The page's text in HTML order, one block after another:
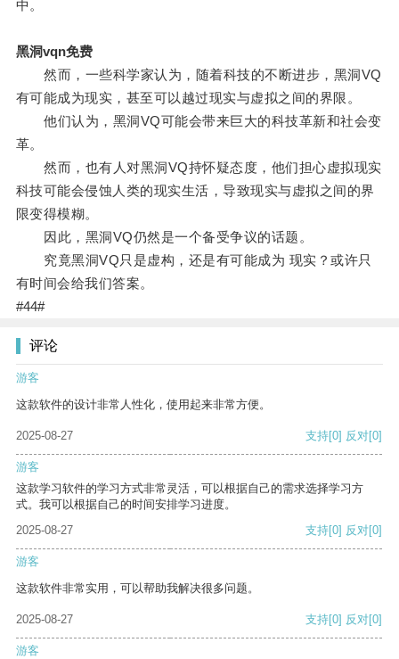
中。
黑洞vqn免费
然而，一些科学家认为，随着科技的不断进步，黑洞VQ
有可能成为现实，甚至可以越过现实与虚拟之间的界限。
他们认为，黑洞VQ可能会带来巨大的科技革新和社会变
革。
然而，也有人对黑洞VQ持怀疑态度，他们担心虚拟现实
科技可能会侵蚀人类的现实生活，导致现实与虚拟之间的界
限变得模糊。
因此，黑洞VQ仍然是一个备受争议的话题。
究竟黑洞VQ只是虚构，还是有可能成为 现实？或许只
有时间会给我们答案。
#44#
评论
游客
这款软件的设计非常人性化，使用起来非常方便。
2025-08-27 支持[0] 反对[0]
游客
这款学习软件的学习方式非常灵活，可以根据自己的需求选择学习方
式。我可以根据自己的时间安排学习进度。
2025-08-27
支持[0] 反对[0]
游客
这款软件非常实用，可以帮助我解决很多问题。
2025-08-27 支持[0] 反对[0]
游客